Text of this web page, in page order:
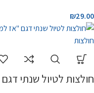
₪29.00
חולצות לטיול שנתי